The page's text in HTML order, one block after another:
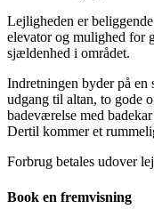
Lejligheden er
elevator og mulighed for
sjældenhed i området.
Indretningen byder på en
udgang til altan, to gode
badeværelse med
Dertil kommer et
Forbrug betales udover
Book en fremvisning